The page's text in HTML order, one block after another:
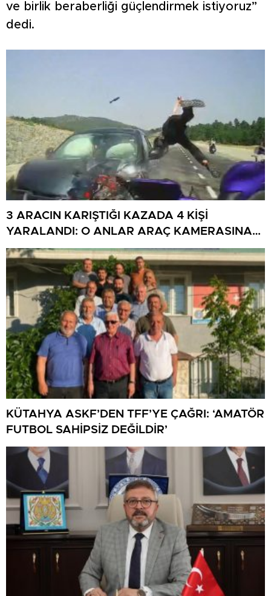
ve birlik beraberliği güçlendirmek istiyoruz”
dedi.
3 ARACIN KARIŞTIĞI KAZADA 4 KİŞİ
YARALANDI: O ANLAR ARAÇ KAMERASINA
YANSIDI
KÜTAHYA ASKF’DEN TFF’YE ÇAĞRI: ‘AMATÖR
FUTBOL SAHİPSİZ DEĞİLDİR’